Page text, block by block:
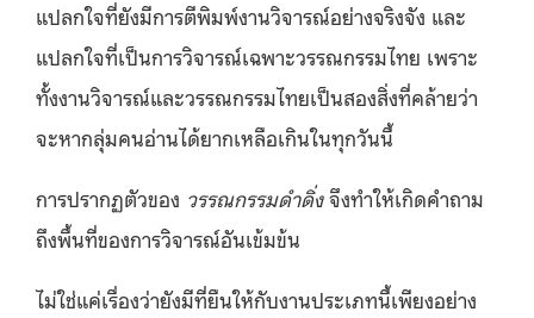
แปลกใจที่ยังมีการตีพิมพ์งานวิจารณ์อย่างจริงจัง และ
แปลกใจที่เป็นการวิจารณ์เฉพาะวรรณกรรมไทย เพราะ
ทั้งงานวิจารณ์และวรรณกรรมไทยเป็นสองสิ่งที่คล้ายว่า
จะหากลุ่มคนอ่านได้ยากเหลือเกินในทุกวันนี้
การปรากฏตัวของ วรรณกรรมดำดิ่งจึงทำให้เกิดคำถาม
ถึงพื้นที่ของการวิจารณ์อันเข้มข้น
ไม่ใช่แค่เรื่องว่ายังมีที่ยืนให้กับงานประเภทนี้เพียงอย่าง